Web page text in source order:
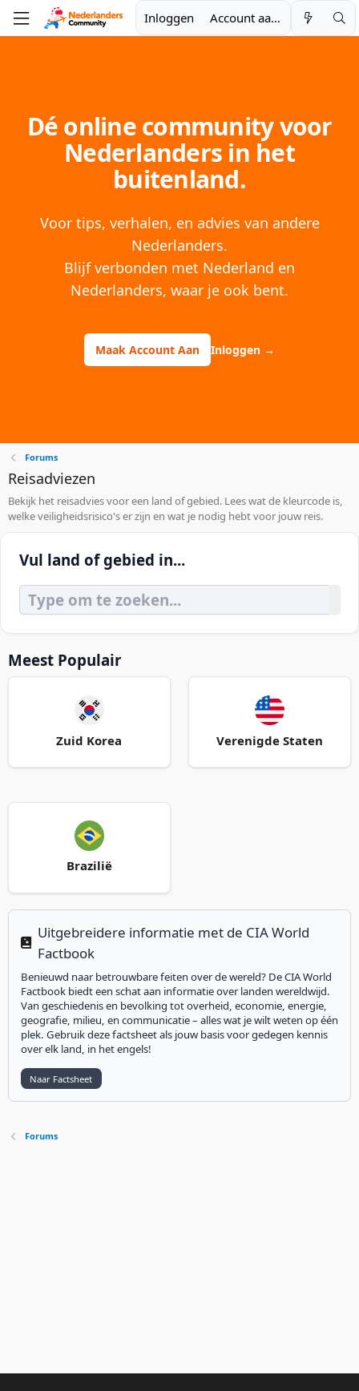
Inloggen Account aanmaken
Dé online community voor
Nederlanders in het
buitenland.
Voor tips, verhalen, en advies van andere
Nederlanders.
Blijf verbonden met Nederland en
Nederlanders, waar je ook bent.
Maak Account Aan Inloggen →
Forums
Reisadviezen
Bekijk het reisadvies voor een land of gebied. Lees wat de kleurcode is,
welke veiligheidsrisico's er zijn en wat je nodig hebt voor jouw reis.
Vul land of gebied in...
Meest Populair
Zuid Korea Verenigde Staten
Brazilië
Info
Uitgebreidere informatie met de CIA World
Factbook
Benieuwd naar betrouwbare feiten over de wereld? De CIA World
Factbook biedt een schat aan informatie over landen wereldwijd.
Van geschiedenis en bevolking tot overheid, economie, energie,
geografie, milieu, en communicatie – alles wat je wilt weten op één
plek. Gebruik deze factsheet als jouw basis voor gedegen kennis
over elk land, in het engels!
Naar Factsheet
Forums